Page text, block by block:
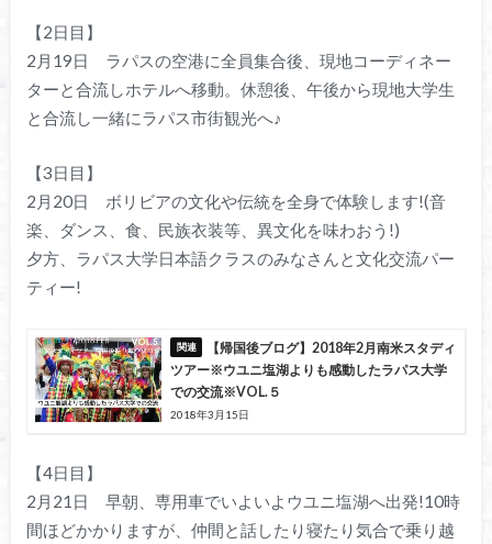
【2日目】
2月19日 ラパスの空港に全員集合後、現地コーディネー
ターと合流しホテルへ移動。休憩後、午後から現地大学生
と合流し一緒にラパス市街観光へ♪
【3日目】
2月20日 ボリビアの文化や伝統を全身で体験します!(音
楽、ダンス、食、民族衣装等、異文化を味わおう!)
夕方、ラパス大学日本語クラスのみなさんと文化交流パー
ティー!
【帰国後ブログ】2018年2月南米スタディ
ツアー※ウユニ塩湖よりも感動したラパス大学
での交流※VOL.５
2018年3月15日
【4日目】
2月21日 早朝、専用車でいよいよウユニ塩湖へ出発!10時
間ほどかかりますが、仲間と話したり寝たり気合で乗り越